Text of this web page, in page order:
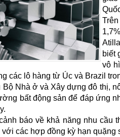
biết
vô
các lô hàng từ Úc và Brazil
Nhà ở và Xây dựng đô thị,
bất động sản để đáp ứng
báo về khả năng nhu cầu
các hợp đồng kỳ hạn quặng